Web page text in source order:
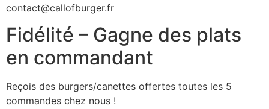
contact@callofburger.fr
Fidélité – Gagne des plats
en commandant
Reçois des burgers/canettes offertes toutes les 5
commandes chez nous !